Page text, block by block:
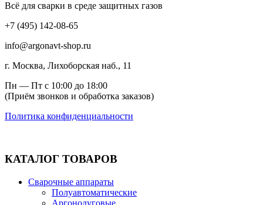
выбрать
товара.
Всё для сварки в среде защитных газов
+7 (495) 142-08-65
info@argonavt-shop.ru
г. Москва, Лихоборская наб., 11
Пн — Пт с 10:00 до 18:00
(Приём звонков и обработка заказов)
Политика конфиденциальности
КАТАЛОГ ТОВАРОВ
Сварочные аппараты
Полуавтоматические
Аргонодуговые